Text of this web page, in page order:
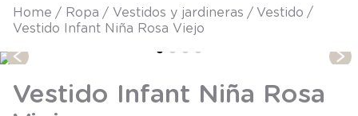
ropa vestidos y jardineras
vestido
Vestido Infant Niña Rosa Viejo
Vestido Infant Niña Rosa
TÉRMINOS MÁS BUSCADOS
3.
zapatillas